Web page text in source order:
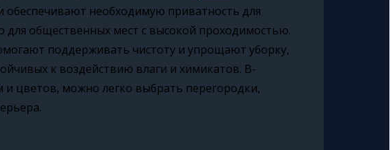
обеспечивают необходимую приватность для
для общественных мест с высокой проходимостью.
поддерживать чистоту и упрощают уборку,
к воздействию влаги и химикатов. В-
цветов, можно легко выбрать перегородки,